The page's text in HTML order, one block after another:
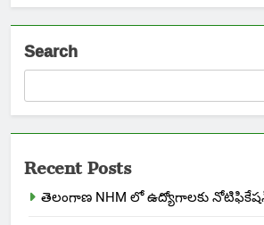
Search
Recent Posts
తెలంగాణ NHM లో ఉద్యోగాలకు